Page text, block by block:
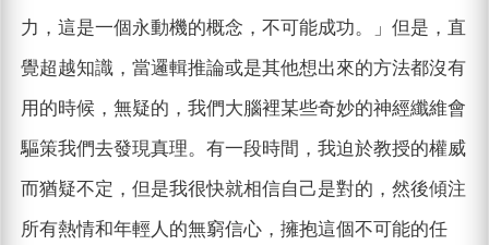
力，這是一個永動機的概念，不可能成功。」但是，直
覺超越知識，當邏輯推論或是其他想出來的方法都沒有
用的時候，無疑的，我們大腦裡某些奇妙的神經纖維會
驅策我們去發現真理。有一段時間，我迫於教授的權威
而猶疑不定，但是我很快就相信自己是對的，然後傾注
所有熱情和年輕人的無窮信心，擁抱這個不可能的任